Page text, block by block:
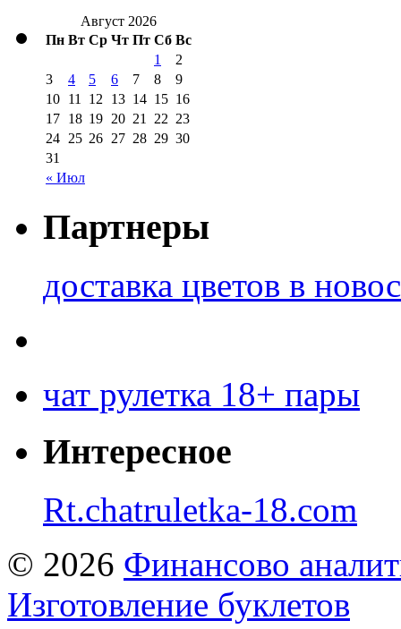
Август 2026
Пн Вт Ср Чт Пт Сб Вс
« Июл
1
2
3
4 5 6 7 8
9
10 11 12 13 14 15 16
17 18 19 20 21 22 23
24 25 26 27 28 29 30
31
Партнеры
доставка цветов в
чат рулетка 18+ пары
Интересное
Rt.chatruletka-18.com
© 2026 Финансово
Изготовление буклетов